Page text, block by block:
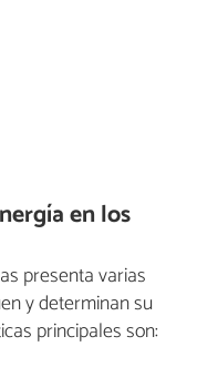
en los
presenta varias
y determinan su
principales son: